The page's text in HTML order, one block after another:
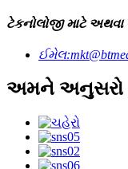
ટેકનોલોજી માટે
ઈમેલ:
અમને અનુસરો